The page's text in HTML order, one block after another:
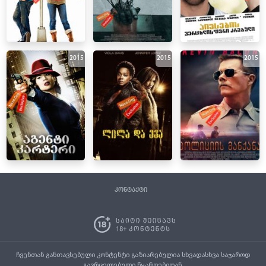
2015 2015 2015
კონტაქტი
ჩვენთან განთავსებული კონტენტი გაზიარებულია სხვადასხვა საჯაროდ